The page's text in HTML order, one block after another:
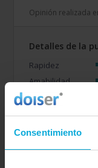
Consentimiento
Opinión realizada
Detalles de la
Rapidez
Amabilidad
Calidad / precio
Acquajet